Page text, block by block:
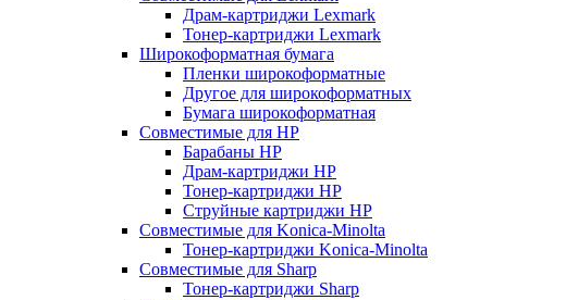
Драм-картриджи Lexmark
Тонер-картриджи Lexmark
Широкоформатная бумага
Пленки широкоформатные
Другое для широкоформатных
Бумага широкоформатная
Совместимые для HP
Барабаны HP
Драм-картриджи HP
Тонер-картриджи HP
Струйные картриджи HP
Совместимые для Konica-Minolta
Тонер-картриджи Konica-Minolta
Совместимые для Sharp
Тонер-картриджи Sharp